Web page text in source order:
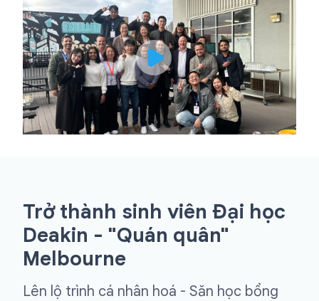
Trở thành sinh viên Đại học
Deakin - "Quán quân"
Melbourne
Lên lộ trình cá nhân hoá - Săn học bổng